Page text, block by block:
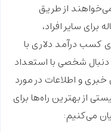
از طریق
سایر افراد،
کسب درآمد دلاری با
دنبال شخصی با استعداد
و اطلاعات در مورد
از بهترین راه‌ها برای
می‌کنیم: